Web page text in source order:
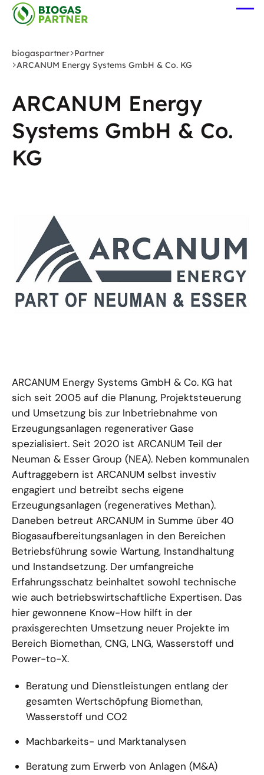
Zum
Hauptinhalt
biogaspartner Partner
ARCANUM Energy Systems GmbH & Co. KG
ARCANUM Energy
Systems GmbH & Co.
KG
ARCANUM Energy Systems GmbH & Co. KG hat
sich seit 2005 auf die Planung, Projektsteuerung
und Umsetzung bis zur Inbetriebnahme von
Erzeugungsanlagen regenerativer Gase
spezialisiert. Seit 2020 ist ARCANUM Teil der
Neuman & Esser Group (NEA). Neben kommunalen
Auftraggebern ist ARCANUM selbst investiv
engagiert und betreibt sechs eigene
Erzeugungsanlagen (regeneratives Methan).
Daneben betreut ARCANUM in Summe über 40
Biogasaufbereitungsanlagen in den Bereichen
Betriebsführung sowie Wartung, Instandhaltung
und Instandsetzung. Der umfangreiche
Erfahrungsschatz beinhaltet sowohl technische
wie auch betriebswirtschaftliche Expertisen. Das
hier gewonnene Know-How hilft in der
praxisgerechten Umsetzung neuer Projekte im
Bereich Biomethan, CNG, LNG, Wasserstoff und
Power-to-X.
Beratung und Dienstleistungen entlang der
gesamten Wertschöpfung Biomethan,
Wasserstoff und CO2
Machbarkeits- und Marktanalysen
Beratung zum Erwerb von Anlagen (M&A)